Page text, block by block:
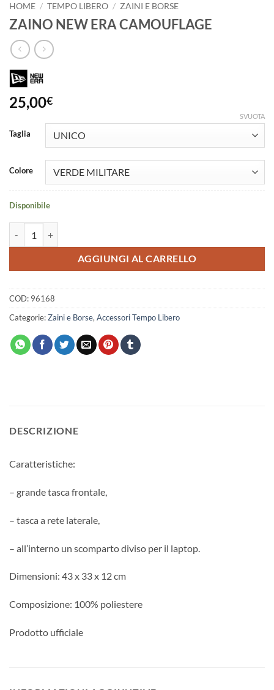
HOME / TEMPO LIBERO / ZAINI E BORSE
ZAINO NEW ERA CAMOUFLAGE
25,00€
Taglia
Colore
SVUOTA
Disponibile
AGGIUNGI AL CARRELLO
COD: 96168
Categorie:Zaini e Borse,Accessori Tempo Libero
DESCRIZIONE
Caratteristiche:
– grande tasca frontale,
– tasca a rete laterale,
– all’interno un scomparto diviso per il laptop.
Dimensioni: 43 x 33 x 12 cm
Composizione: 100% poliestere
Prodotto ufficiale